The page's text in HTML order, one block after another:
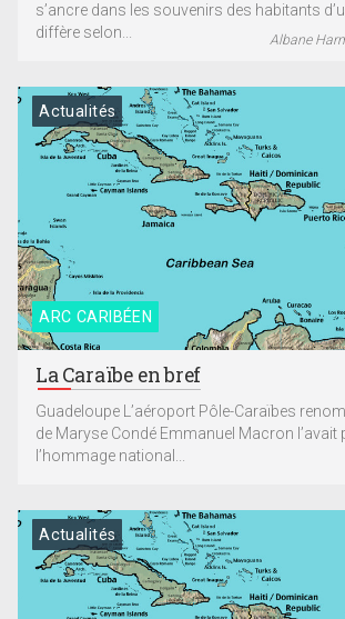
s’ancre dans les souvenirs des habitants
diffère selon...
Albane
ARC CARIBÉEN
Actualités
La Caraïbe en bref
Guadeloupe L’aéroport Pôle-Caraïbes
de Maryse Condé Emmanuel Macron
l’hommage national...
Actualités